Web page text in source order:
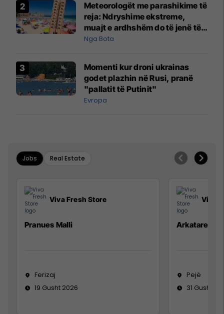
Meteorologët me parashikime të
reja: Ndryshime ekstreme,
muajt e ardhshëm do të jenë të
pazakontë
Nga Bota
Momenti kur droni ukrainas
godet plazhin në Rusi, pranë
"pallatit të Putinit"
Evropa
Jobs Real Estate
Viva Fresh Store
Pranues Malli
Ferizaj
19 Gusht 2026
Viva
Arkatare
Pejë
31 Gusht